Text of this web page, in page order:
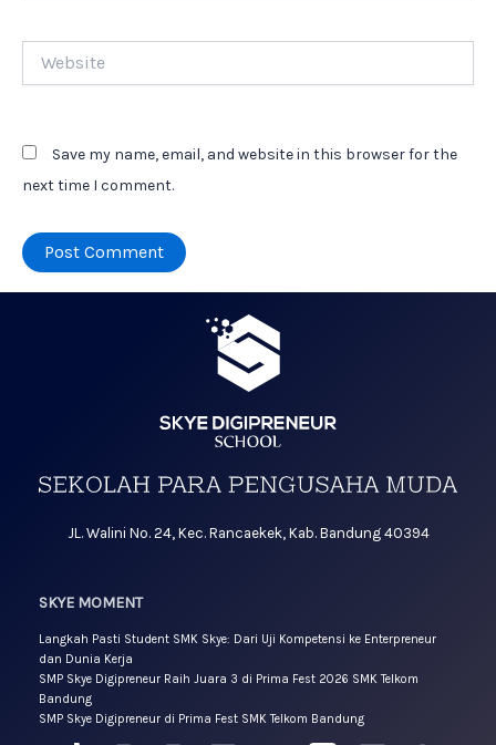
Save my name, email, and website in this browser for the
next time I comment.
JL. Walini No. 24, Kec. Rancaekek, Kab. Bandung 40394
SKYE MOMENT
Langkah Pasti Student SMK Skye: Dari Uji Kompetensi ke Enterpreneur
dan Dunia Kerja
SMP Skye Digipreneur Raih Juara 3 di Prima Fest 2026 SMK Telkom
Bandung
SMP Skye Digipreneur di Prima Fest SMK Telkom Bandung